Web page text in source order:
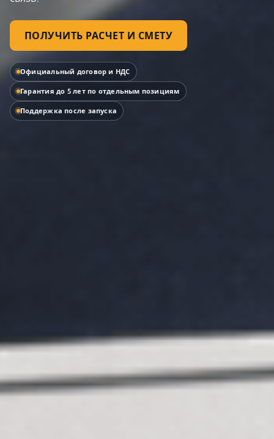
ПОЛУЧИТЬ РАСЧЕТ И СМЕТУ
Официальный договор и НДС
Гарантия до 5 лет по отдельным позициям
Поддержка после запуска